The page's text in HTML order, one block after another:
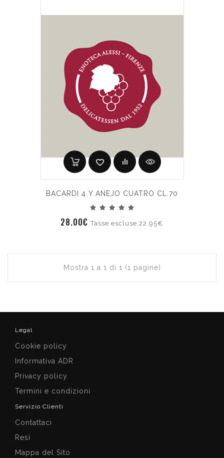
BACARDI 4 Y ANEJO CUATRO CL.70
28.00€Tasse escluse:22.95€
Mostra 1 a 1 di 1 (1 pagine)
Legal
Cookie policy
Informativa ADR
Privacy policy
Termini e condizioni
Servizio Clienti
Contattaci
Resi
Mappa del Sito